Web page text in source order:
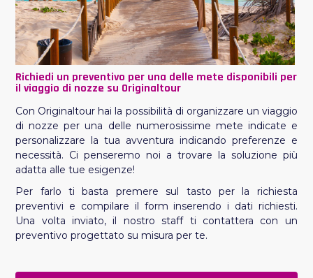
Richiedi un preventivo per una delle mete disponibili per
il viaggio di nozze su Originaltour
Con Originaltour hai la possibilità di organizzare un viaggio
di nozze per una delle numerosissime mete indicate e
personalizzare la tua avventura indicando preferenze e
necessità. Ci penseremo noi a trovare la soluzione più
adatta alle tue esigenze!
Per farlo ti basta premere sul tasto per la richiesta
preventivi e compilare il form inserendo i dati richiesti.
Una volta inviato, il nostro staff ti contattera con un
preventivo progettato su misura per te.